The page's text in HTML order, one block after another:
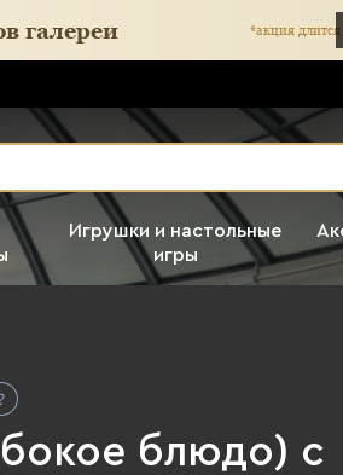
Игрушки и настольные
игры
блюдо) с